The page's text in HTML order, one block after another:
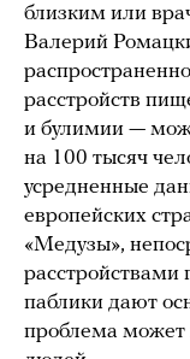
близким или
Валерий
расстройств
и булимии —
на 100 тысяч
усредненные
европейских
«Медузы»,
расстройствами
паблики дают
проблема может